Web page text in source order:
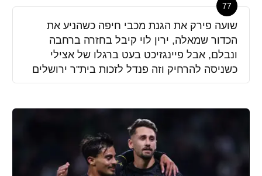
77
שועה פירק את הגנת מכבי חיפה כשהניע את
הכדור שמאלה, ירין לוי קיבל בחזרה ברחבה
ונבלם, אבל פיינגזיכט בעט ברגלו של אצילי
כשניסה להרחיק וזה פנדל לזכות בית"ר ירושלים